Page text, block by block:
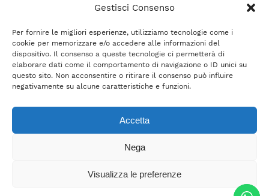
Gestisci Consenso
Per fornire le migliori esperienze, utilizziamo tecnologie come i
cookie per memorizzare e/o accedere alle informazioni del
dispositivo. Il consenso a queste tecnologie ci permetterà di
elaborare dati come il comportamento di navigazione o ID unici su
questo sito. Non acconsentire o ritirare il consenso può influire
negativamente su alcune caratteristiche e funzioni.
Accetta
Nega
Visualizza le preferenze
Ordini e Spedizioni
Cookie Low
F.A.Q.
Tutti i diritti sono riservati © 2021-2022 –
BelliFreschisrl– P.IVA 02618710400 –